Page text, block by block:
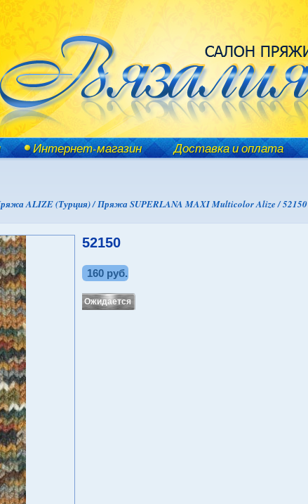
Интернет-магазин Доставка и оплата
ALIZE (Турция) /Пряжа SUPERLANA MAXI Multicolor Alize /52150
52150
160 руб.
Ожидается